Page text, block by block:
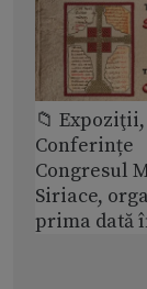
📁
Conferințe
Congresul
Siriace,
prima dată